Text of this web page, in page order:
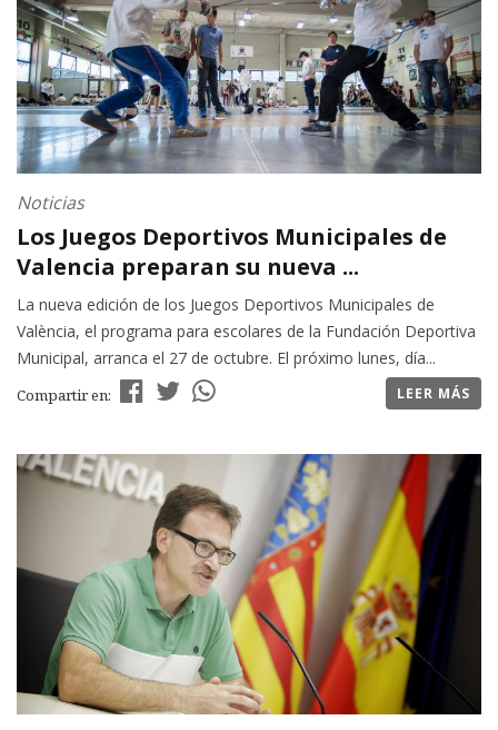
Noticias
Los Juegos Deportivos Municipales de
Valencia preparan su nueva ...
La nueva edición de los Juegos Deportivos Municipales de
València, el programa para escolares de la Fundación Deportiva
Municipal, arranca el 27 de octubre. El próximo lunes, día...
Compartir en: LEER MÁS